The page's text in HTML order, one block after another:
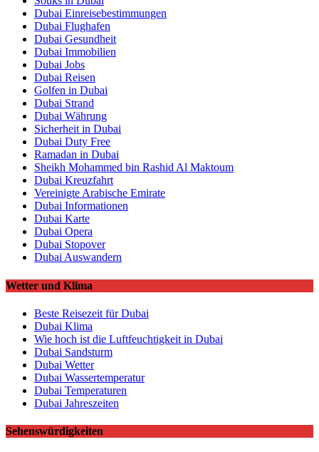
Dubai Einreisebestimmungen
Dubai Flughafen
Dubai Gesundheit
Dubai Immobilien
Dubai Jobs
Dubai Reisen
Golfen in Dubai
Dubai Strand
Dubai Währung
Sicherheit in Dubai
Dubai Duty Free
Ramadan in Dubai
Sheikh Mohammed bin Rashid Al Maktoum
Dubai Kreuzfahrt
Vereinigte Arabische Emirate
Dubai Informationen
Dubai Karte
Dubai Opera
Dubai Stopover
Dubai Auswandern
Wetter und Klima
Beste Reisezeit für Dubai
Dubai Klima
Wie hoch ist die Luftfeuchtigkeit in Dubai
Dubai Sandsturm
Dubai Wetter
Dubai Wassertemperatur
Dubai Temperaturen
Dubai Jahreszeiten
Sehenswürdigkeiten